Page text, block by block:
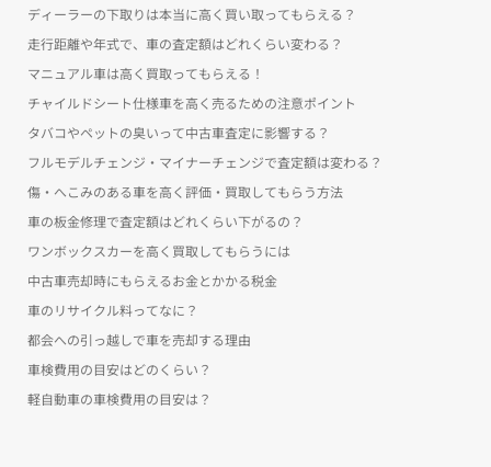
ディーラーの下取りは本当に高く買い取ってもらえる？
走行距離や年式で、車の査定額はどれくらい変わる？
マニュアル車は高く買取ってもらえる！
チャイルドシート仕様車を高く売るための注意ポイント
タバコやペットの臭いって中古車査定に影響する？
フルモデルチェンジ・マイナーチェンジで査定額は変わる？
傷・へこみのある車を高く評価・買取してもらう方法
車の板金修理で査定額はどれくらい下がるの？
ワンボックスカーを高く買取してもらうには
中古車売却時にもらえるお金とかかる税金
車のリサイクル料ってなに？
都会への引っ越しで車を売却する理由
車検費用の目安はどのくらい？
軽自動車の車検費用の目安は？